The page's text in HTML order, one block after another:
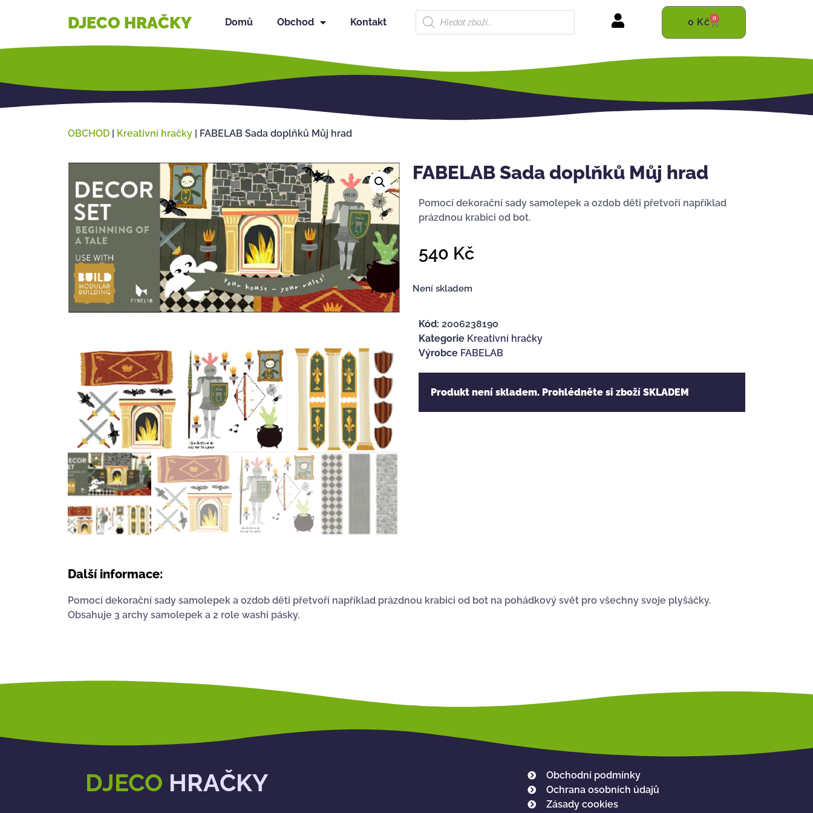
DJECO HRAČKY Domů Obchod Kontakt 0 Kč 0
OBCHOD | Kreativní hračky | FABELAB Sada doplňků Můj hrad
FABELAB Sada doplňků Můj hrad
Pomocí dekorační sady samolepek a ozdob děti přetvoří například
prázdnou krabici od bot.
540 Kč
Není skladem
Kód: 2006238190
Kategorie Kreativní hračky
Výrobce FABELAB
Produkt není skladem. Prohlédněte si zboží SKLADEM
Další informace:
Pomocí dekorační sady samolepek a ozdob děti přetvoří například prázdnou krabici od bot na pohádkový svět pro všechny svoje plyšáčky.
Obsahuje 3 archy samolepek a 2 role washi pásky.
DJECO HRAČKY
Obchodní podmínky
Ochrana osobních údajů
Zásady cookies